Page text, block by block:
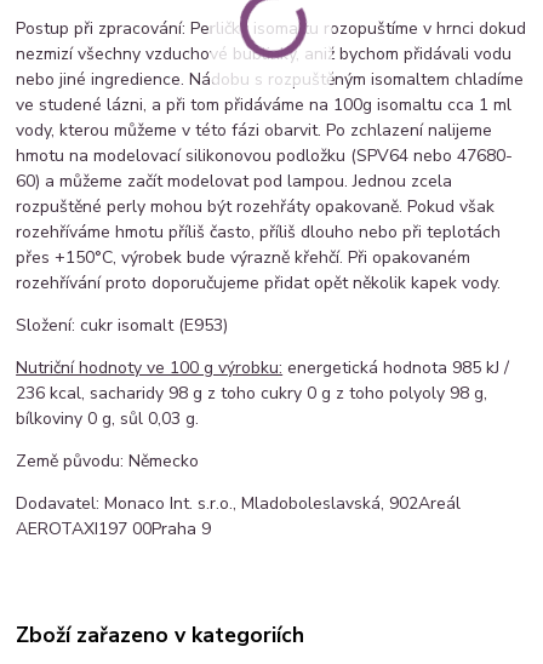
Postup při zpracování: Perličky isomaltu rozopuštíme v hrnci dokud
nezmizí všechny vzduchové bublinky, aniž bychom přidávali vodu
nebo jiné ingredience. Nádobu s rozpuštěným isomaltem chladíme
ve studené lázni, a při tom přidáváme na 100g isomaltu cca 1 ml
vody, kterou můžeme v této fázi obarvit. Po zchlazení nalijeme
hmotu na modelovací silikonovou podložku (SPV64 nebo 47680-
60) a můžeme začít modelovat pod lampou. Jednou zcela
rozpuštěné perly mohou být rozehřáty opakovaně. Pokud však
rozehříváme hmotu příliš často, příliš dlouho nebo při teplotách
přes +150°C, výrobek bude výrazně křehčí. Při opakovaném
rozehřívání proto doporučujeme přidat opět několik kapek vody.
Složení: cukr isomalt (E953)
Nutriční hodnoty ve 100 g výrobku: energetická hodnota 985 kJ /
236 kcal, sacharidy 98 g z toho cukry 0 g z toho polyoly 98 g,
bílkoviny 0 g, sůl 0,03 g.
Země původu: Německo
Dodavatel: Monaco Int. s.r.o.,Mladoboleslavská, 902Areál
AEROTAXI197 00Praha 9
Zboží zařazeno v kategoriích